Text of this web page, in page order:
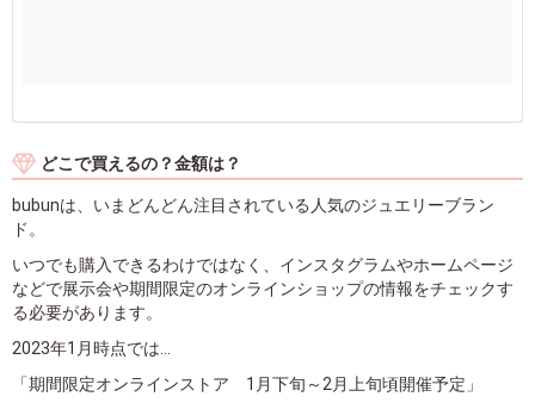
どこで買えるの？金額は？
bubunは、いまどんどん注目されている人気のジュエリーブラン
ド。
いつでも購入できるわけではなく、インスタグラムやホームページ
などで展示会や期間限定のオンラインショップの情報をチェックす
る必要があります。
2023年1月時点では...
「期間限定オンラインストア 1月下旬～2月上旬頃開催予定」